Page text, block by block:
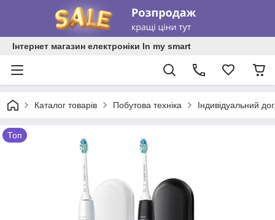
Інтернет магазин електроніки In my smart
Каталог товарів Побутова техніка Індивідуальний
Топ